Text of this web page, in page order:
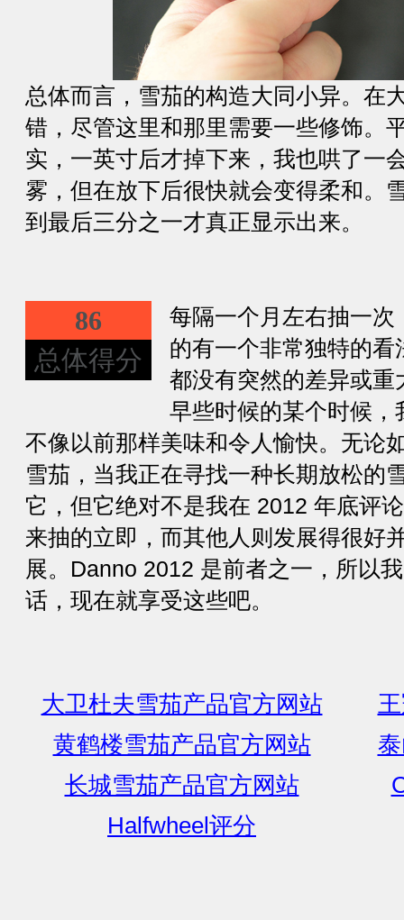
总体而言，雪茄的构造大同小异。在
错，尽管这里和那里需要一些修饰。
实，一英寸后才掉下来，我也哄了一
雾，但在放下后很快就会变得柔和。
到最后三分之一才真正显示出来。
86
总体得分
每隔一个月左右抽一
的有一个非常独特的
都没有突然的差异或
早些时候的某个时候
不像以前那样美味和令人愉快。无论
雪茄，当我正在寻找一种长期放松的
它，但它绝对不是我在 2012 年底评
来抽的立即，而其他人则发展得很好
展。Danno 2012 是前者之一，所以
话，现在就享受这些吧。
大卫杜夫雪茄产品官方网站
黄鹤楼雪茄产品官方网站
长城雪茄产品官方网站
Halfwheel评分